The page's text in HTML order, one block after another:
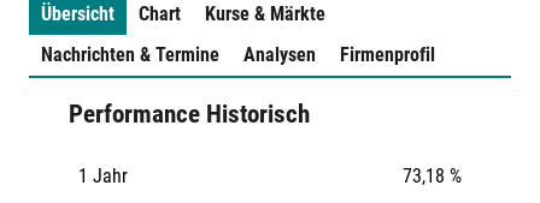
Übersicht Chart
Kurse & Märkte
Nachrichten & Termine
Analysen Firmenprofil
Performance Historisch
1 Jahr 73,18 %